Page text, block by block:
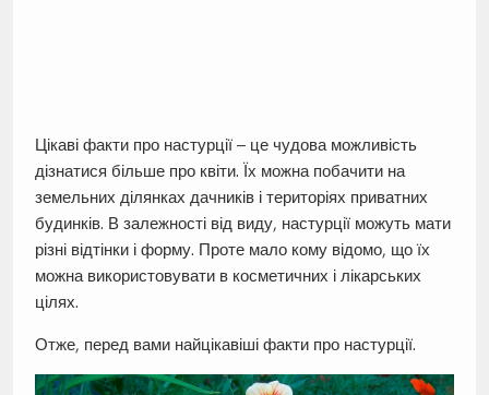
Цікаві факти про настурції – це чудова можливість
дізнатися більше про квіти. Їх можна побачити на
земельних ділянках дачників і територіях приватних
будинків. В залежності від виду, настурції можуть мати
різні відтінки і форму. Проте мало кому відомо, що їх
можна використовувати в косметичних і лікарських
цілях.
Отже, перед вами найцікавіші факти про настурції.